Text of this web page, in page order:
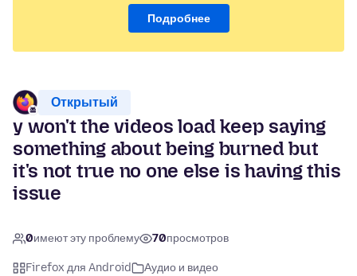
Подробнее
Открытый
y won't the videos load keep saying
something about being burned but
it's not true no one else is having this
issue
0имеют эту проблему 70просмотров
Firefox для Android
Аудио и видео